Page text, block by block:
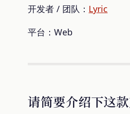
开发者 / 团队： Lyric
平台：Web
请简要介绍下这